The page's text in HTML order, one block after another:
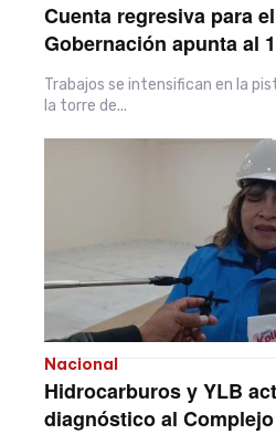
Cuenta regresiva para
Gobernación apunta al
Trabajos se intensifican en la
la torre de...
Nacional
Hidrocarburos y YLB
diagnóstico al